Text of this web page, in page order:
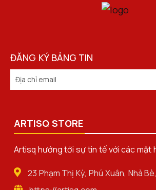
ĐĂNG KÝ BẢNG TIN
ARTISQ STORE
Artisq hướng tới sự tin tế với các mặt
23 Phạm Thị Kỳ, Phú Xuân, Nhà